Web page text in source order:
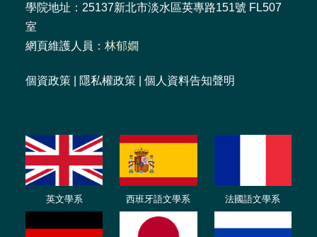
學院地址：25137新北市淡水區英專路151號 FL507
室
網頁維護人員： 林郁嫺
個資政策 隱私權政策 個人資料告知聲明
英文學系 西班牙語文學系 法國語文學系